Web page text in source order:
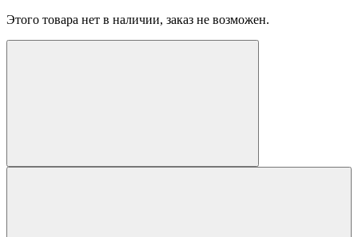
составляла1207 грн.
Этого товара нет в наличии, заказ не возможен.